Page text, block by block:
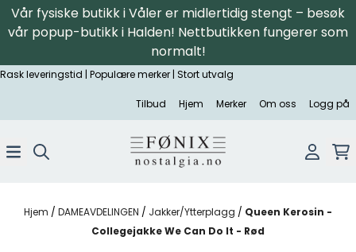
Hopp til innhold
Vår fysiske butikk i Våler er midlertidig stengt – besøk
vår popup-butikk i Halden! Nettbutikken fungerer som
normalt!
Rask leveringstid | Populære merker | Stort utvalg
Tilbud Hjem Merker Om oss Logg på
Hjem / DAMEAVDELINGEN / Jakker/Ytterplagg / Queen Kerosin -
Collegejakke We Can Do It - Rød